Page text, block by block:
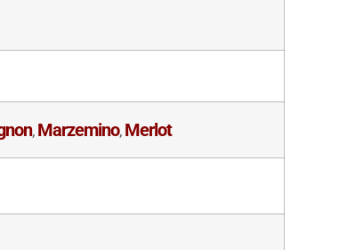
,Marzemino,Merlot